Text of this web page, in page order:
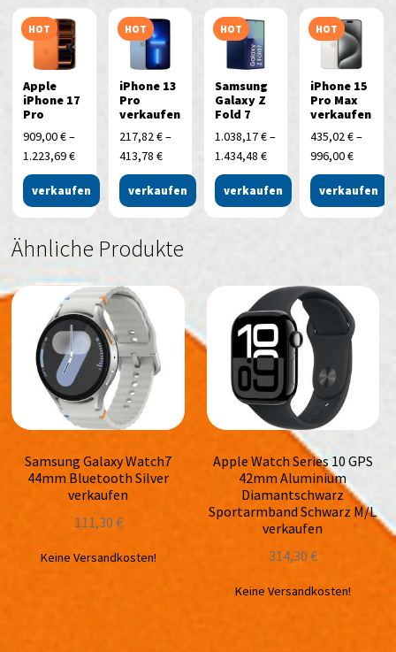
HOT
Apple
iPhone 17
Pro
909,00€–
1.223,69€
verkaufen
HOT
iPhone 13
Pro
verkaufen
217,82€–
413,78 €
verkaufen
HOT
Samsung
Galaxy Z
Fold 7
1.038,17€–
1.434,48 €
verkaufen
HOT
iPhone 15
Pro Max
verkaufen
435,02€–
996,00€
verkaufen
Ähnliche Produkte
Samsung Galaxy Watch7
44mm Bluetooth Silver
verkaufen
111,30 €
Keine Versandkosten!
Apple Watch Series 10 GPS
42mm Aluminium
Diamantschwarz
Sportarmband Schwarz M/L
verkaufen
314,30 €
Keine Versandkosten!